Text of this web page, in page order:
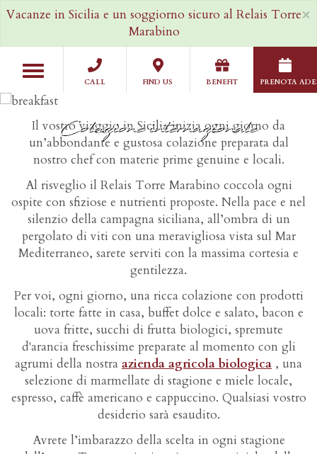
Salta
×
Vacanze in Sicilia e un soggiorno sicuro al Relais Torre
Marabino
Toggle
navigation
CALL FIND US BENEFIT PRENOTA
Colazione internazionale
Il vostro viaggio in Sicilia inizia ogni giorno da
un’abbondante e gustosa colazione preparata dal
nostro chef con materie prime genuine e locali.
Al risveglio il Relais Torre Marabino coccola ogni
ospite con sfiziose e nutrienti proposte. Nella pace e nel
silenzio della campagna siciliana, all’ombra di un
pergolato di viti con una meravigliosa vista sul Mar
Mediterraneo, sarete serviti con la massima cortesia e
gentilezza.
Per voi, ogni giorno, una ricca colazione con prodotti
locali: torte fatte in casa, buffet dolce e salato, bacon e
uova fritte, succhi di frutta biologici, spremute
d'arancia freschissime preparate al momento con gli
agrumi della nostra azienda agricola biologica , una
selezione di marmellate di stagione e miele locale,
espresso, caffè americano e cappuccino. Qualsiasi vostro
desiderio sarà esaudito.
Avrete l’imbarazzo della scelta in ogni stagione